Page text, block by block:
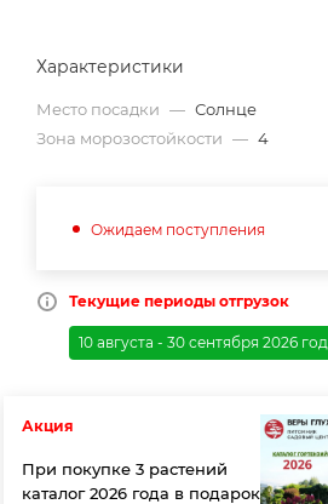
Характеристики
Место посадки — Солнце
Зона морозостойкости — 4
Ожидаем поступления
Текущие периоды отгрузок
10 августа - 30 сентября 2026 год
Акция
При покупке 3 растений
каталог 2026 года в подарок